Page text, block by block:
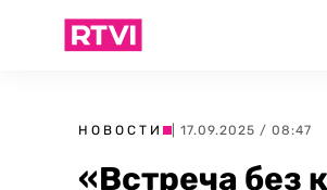
НОВОСТИ | 17.09.2025 / 08:47
«Встреча без